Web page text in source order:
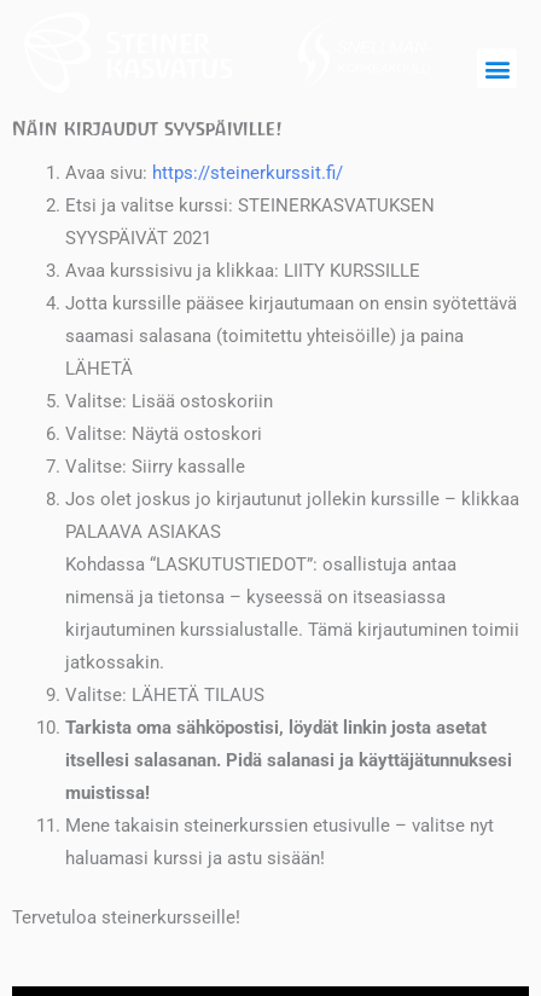
Näin kirjaudut syyspäiville!
Avaa sivu: https://steinerkurssit.fi/
Etsi ja valitse kurssi: STEINERKASVATUKSEN
SYYSPÄIVÄT 2021
Avaa kurssisivu ja klikkaa: LIITY KURSSILLE
Jotta kurssille pääsee kirjautumaan on ensin syötettävä
saamasi salasana (toimitettu yhteisöille) ja paina
LÄHETÄ
Valitse: Lisää ostoskoriin
Valitse: Näytä ostoskori
Valitse: Siirry kassalle
Jos olet joskus jo kirjautunut jollekin kurssille – klikkaa
PALAAVA ASIAKAS
Kohdassa “LASKUTUSTIEDOT”: osallistuja antaa
nimensä ja tietonsa – kyseessä on itseasiassa
kirjautuminen kurssialustalle. Tämä kirjautuminen toimii
jatkossakin.
Valitse: LÄHETÄ TILAUS
Tarkista oma sähköpostisi, löydät linkin josta asetat
itsellesi salasanan. Pidä salanasi ja käyttäjätunnuksesi
muistissa!
Mene takaisin steinerkurssien etusivulle – valitse nyt
haluamasi kurssi ja astu sisään!
Tervetuloa steinerkursseille!